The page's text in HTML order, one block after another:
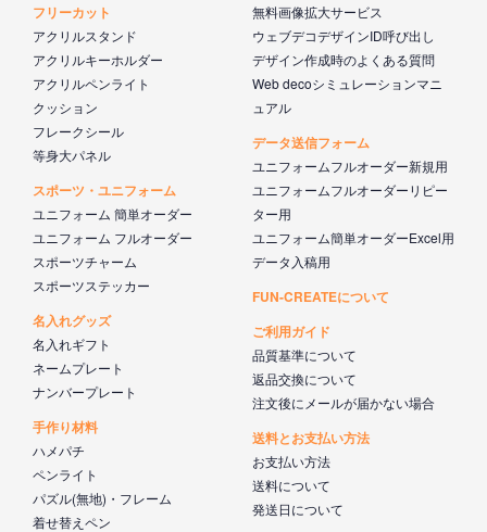
フリーカット
アクリルスタンド
アクリルキーホルダー
アクリルペンライト
クッション
フレークシール
等身大パネル
スポーツ・ユニフォーム
ユニフォーム 簡単オーダー
ユニフォーム フルオーダー
スポーツチャーム
スポーツステッカー
名入れグッズ
名入れギフト
ネームプレート
ナンバープレート
手作り材料
ハメパチ
ペンライト
パズル(無地)・フレーム
着せ替えペン
無料画像拡大サービス
ウェブデコデザインID呼び出し
デザイン作成時のよくある質問
Web decoシミュレーションマニ
ュアル
データ送信フォーム
ユニフォームフルオーダー新規用
ユニフォームフルオーダーリピー
ター用
ユニフォーム簡単オーダーExcel用
データ入稿用
FUN-CREATEについて
ご利用ガイド
品質基準について
返品交換について
注文後にメールが届かない場合
送料とお支払い方法
お支払い方法
送料について
発送日について